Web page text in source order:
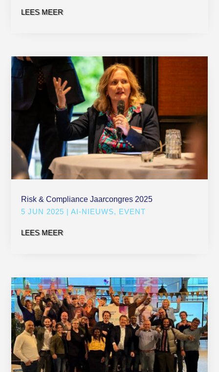
LEES MEER
Risk & Compliance Jaarcongres 2025
5 JUN 2025 |AI-NIEUWS, EVENT
LEES MEER